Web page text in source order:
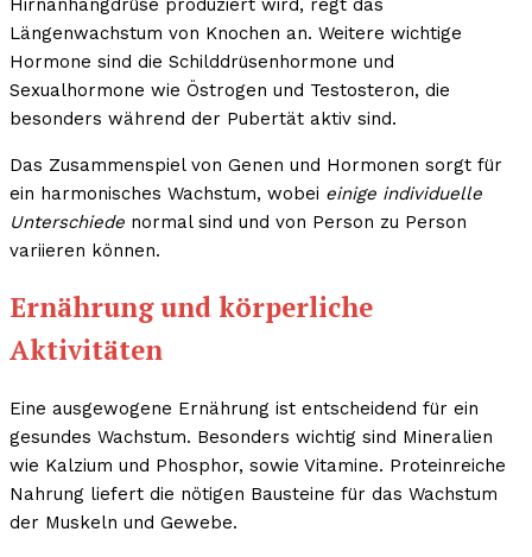
Hirnanhangdrüse produziert wird, regt das
Längenwachstum von Knochen an. Weitere wichtige
Hormone sind die Schilddrüsenhormone und
Sexualhormone wie Östrogen und Testosteron, die
besonders während der Pubertät aktiv sind.
Das Zusammenspiel von Genen und Hormonen sorgt für
ein harmonisches Wachstum, wobei einige individuelle
Unterschiede normal sind und von Person zu Person
variieren können.
Ernährung und körperliche
Aktivitäten
Eine ausgewogene Ernährung ist entscheidend für ein
gesundes Wachstum. Besonders wichtig sind Mineralien
wie Kalzium und Phosphor, sowie Vitamine. Proteinreiche
Nahrung liefert die nötigen Bausteine für das Wachstum
der Muskeln und Gewebe.